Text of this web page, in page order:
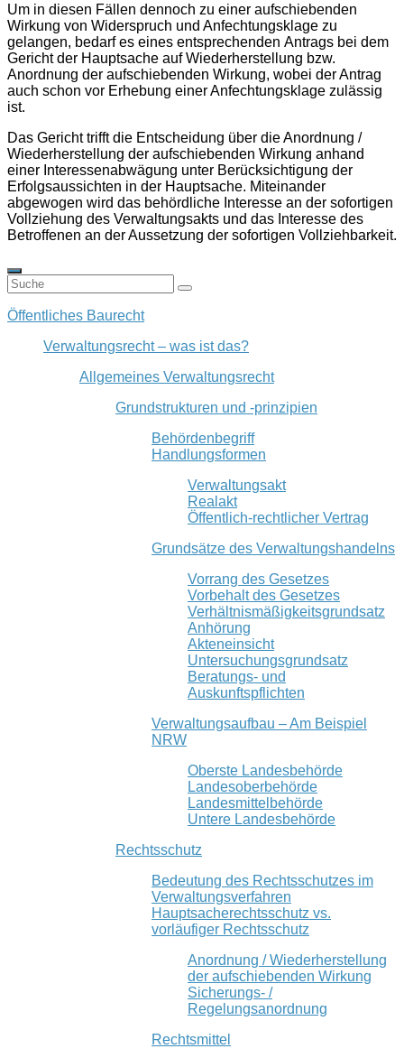
Um in diesen Fällen dennoch zu einer aufschiebenden
Wirkung von Widerspruch und Anfechtungsklage zu
gelangen, bedarf es eines entsprechenden Antrags bei dem
Gericht der Hauptsache auf Wiederherstellung bzw.
Anordnung der aufschiebenden Wirkung, wobei der Antrag
auch schon vor Erhebung einer Anfechtungsklage zulässig
ist.
Das Gericht trifft die Entscheidung über die Anordnung /
Wiederherstellung der aufschiebenden Wirkung anhand
einer Interessenabwägung unter Berücksichtigung der
Erfolgsaussichten in der Hauptsache. Miteinander
abgewogen wird das behördliche Interesse an der sofortigen
Vollziehung des Verwaltungsakts und das Interesse des
Betroffenen an der Aussetzung der sofortigen Vollziehbarkeit.
Öffentliches Baurecht
Verwaltungsrecht – was ist das?
Allgemeines Verwaltungsrecht
Grundstrukturen und -prinzipien
Behördenbegriff
Handlungsformen
Verwaltungsakt
Realakt
Öffentlich-rechtlicher Vertrag
Grundsätze des Verwaltungshandelns
Vorrang des Gesetzes
Vorbehalt des Gesetzes
Verhältnismäßigkeitsgrundsatz
Anhörung
Akteneinsicht
Untersuchungsgrundsatz
Beratungs- und
Auskunftspflichten
Verwaltungsaufbau – Am Beispiel
NRW
Oberste Landesbehörde
Landesoberbehörde
Landesmittelbehörde
Untere Landesbehörde
Rechtsschutz
Bedeutung des Rechtsschutzes im
Verwaltungsverfahren
Hauptsacherechtsschutz vs.
vorläufiger Rechtsschutz
Anordnung / Wiederherstellung
der aufschiebenden Wirkung
Sicherungs- /
Regelungsanordnung
Rechtsmittel